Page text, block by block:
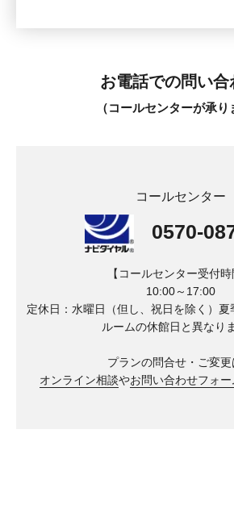
お電話での問い合
（コールセンターが承り
コールセンター
0570-
【コールセンター受付時
10:00～17:00
定休日：水曜日（但し、祝日を除く）夏
ルームの休館日と異なり
プランの問合せ・ご変更
オンライン相談やお問い合わせフォー